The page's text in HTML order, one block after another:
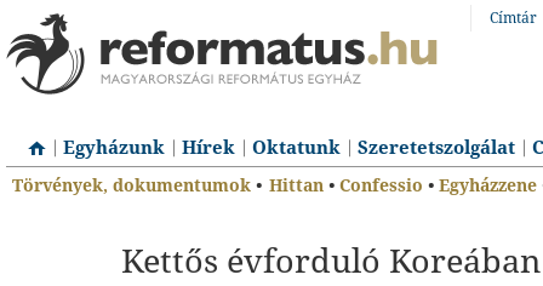
Címtár
Egyházunk Hírek Oktatunk Szeretetszolgálat
Törvények, dokumentumok • Hittan • Confessio • Egyházzene
Kettős évforduló Koreában